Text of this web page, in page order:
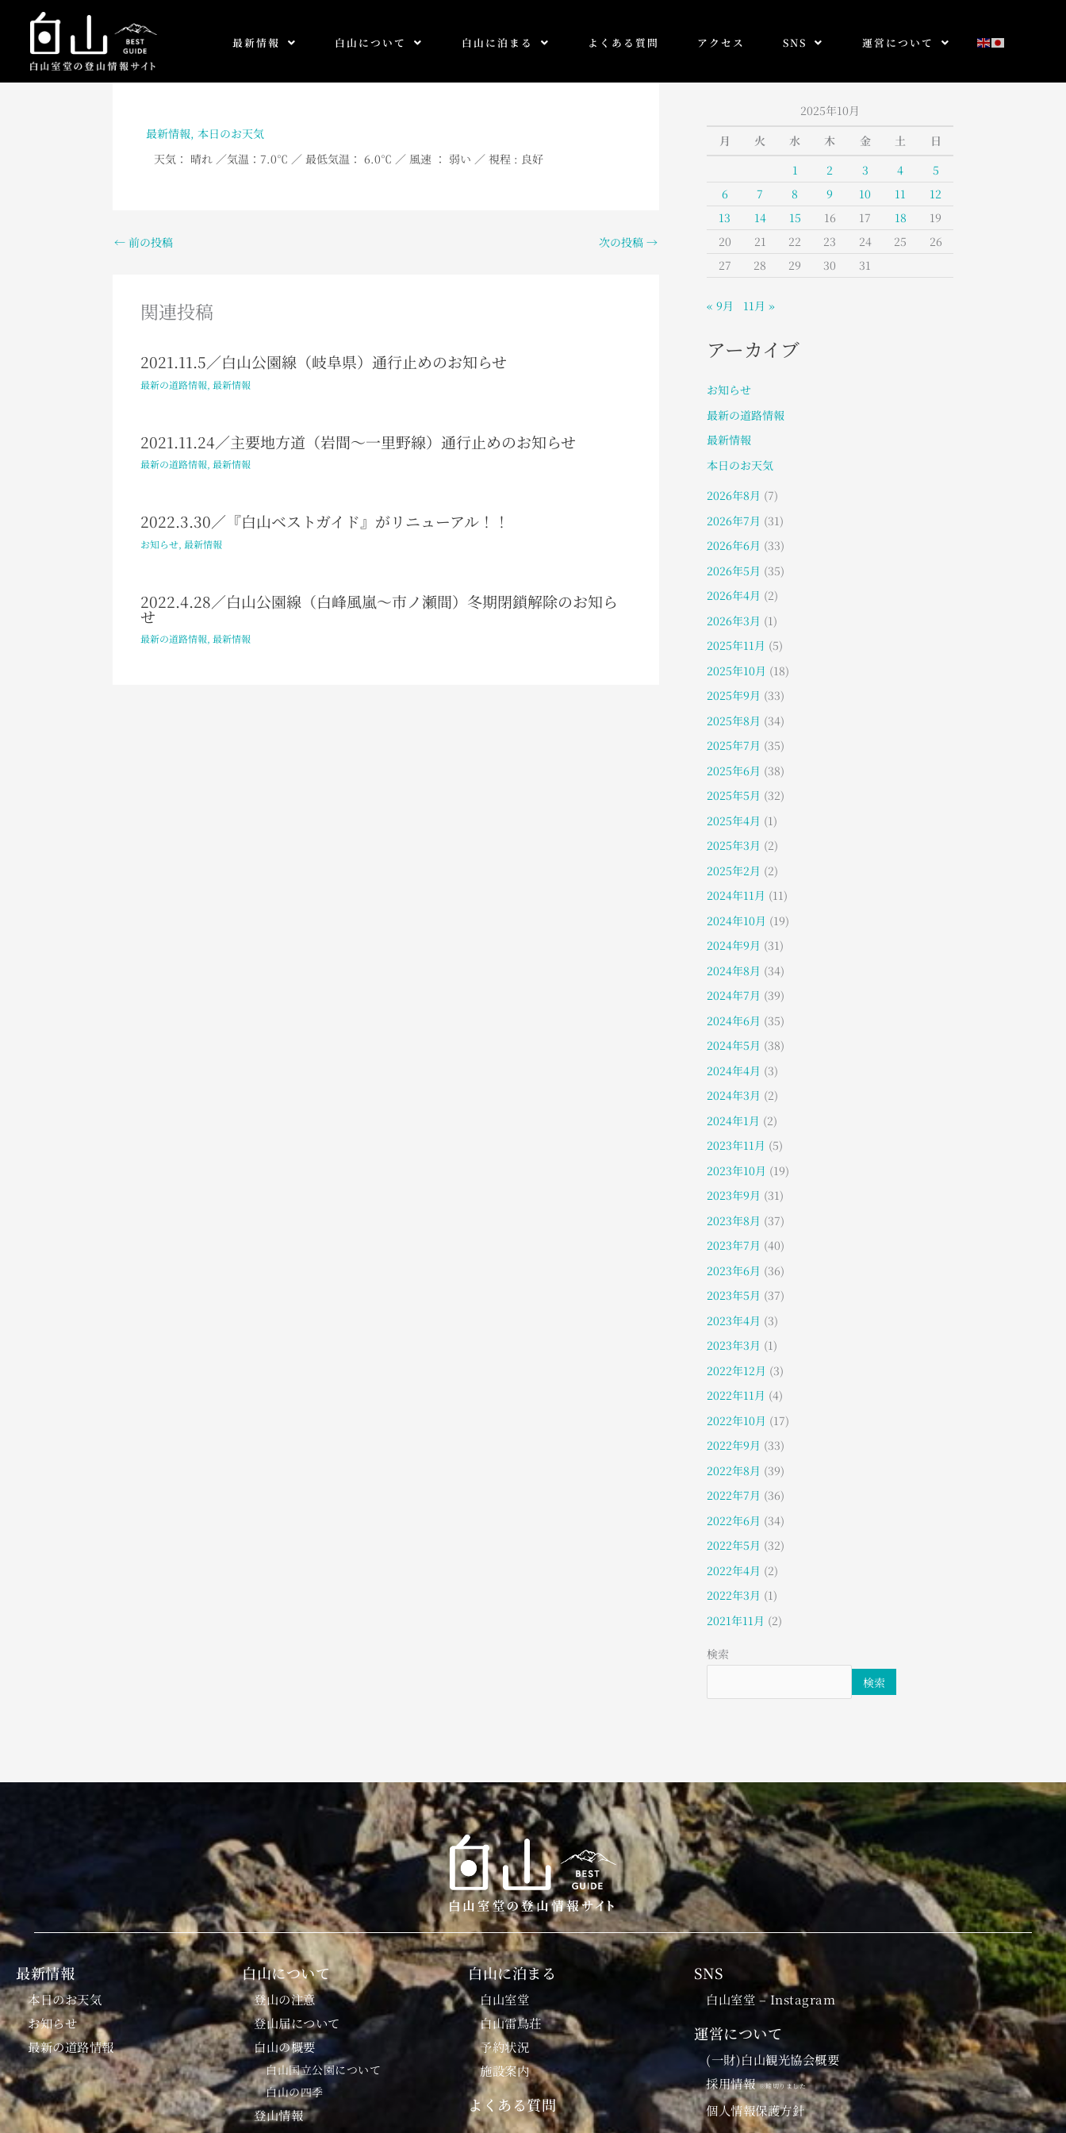
最新情報 白山について 白山に泊まる よくある質問 アクセス SNS 運営について
最新情報, 本日のお天気
天気： 晴れ ／気温：7.0℃ ／ 最低気温： 6.0℃ ／ 風速 ： 弱い ／ 視程 : 良好
← 前の投稿 次の投稿 →
関連投稿
2021.11.5／白山公園線（岐阜県）通行止めのお知らせ
最新の道路情報, 最新情報
2021.11.24／主要地方道（岩間～一里野線）通行止めのお知らせ
最新の道路情報, 最新情報
2022.3.30／『白山ベストガイド』がリニューアル！！
お知らせ, 最新情報
2022.4.28／白山公園線（白峰風嵐～市ノ瀬間）冬期閉鎖解除のお知ら
せ
最新の道路情報, 最新情報
2025年10月
月
火 水 木 金 土
日
1
2 3 4
5
6
7 8 9 10 11
12
13
14 15 16 17 18
19
20
21 22 23 24 25
26
27
28 29 30 31
« 9月 11月 »
アーカイブ
お知らせ
最新の道路情報
最新情報
本日のお天気
2026年8月 (7)
2026年7月 (31)
2026年6月 (33)
2026年5月 (35)
2026年4月 (2)
2026年3月 (1)
2025年11月 (5)
2025年10月 (18)
2025年9月 (33)
2025年8月 (34)
2025年7月 (35)
2025年6月 (38)
2025年5月 (32)
2025年4月 (1)
2025年3月 (2)
2025年2月 (2)
2024年11月 (11)
2024年10月 (19)
2024年9月 (31)
2024年8月 (34)
2024年7月 (39)
2024年6月 (35)
2024年5月 (38)
2024年4月 (3)
2024年3月 (2)
2024年1月 (2)
2023年11月 (5)
2023年10月 (19)
2023年9月 (31)
2023年8月 (37)
2023年7月 (40)
2023年6月 (36)
2023年5月 (37)
2023年4月 (3)
2023年3月 (1)
2022年12月 (3)
2022年11月 (4)
2022年10月 (17)
2022年9月 (33)
2022年8月 (39)
2022年7月 (36)
2022年6月 (34)
2022年5月 (32)
2022年4月 (2)
2022年3月 (1)
2021年11月 (2)
検索
検索
最新情報
本日のお天気
お知らせ
最新の道路情報
白山について
登山の注意
登山届について
白山の概要
白山国立公園について
白山の四季
登山情報
白山に泊まる
白山室堂
白山雷鳥荘
予約状況
施設案内
よくある質問
SNS
白山室堂 – Instagram
運営について
(一財)白山観光協会概要
採用情報※締切りました
個人情報保護方針